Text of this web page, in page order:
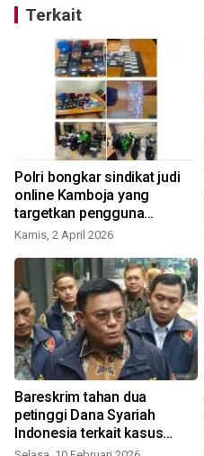
Terkait
Polri bongkar sindikat judi
online Kamboja yang
targetkan pengguna
Indonesia
Kamis, 2 April 2026
Bareskrim tahan dua
petinggi Dana Syariah
Indonesia terkait kasus
dugaan penipuan dan TPPU